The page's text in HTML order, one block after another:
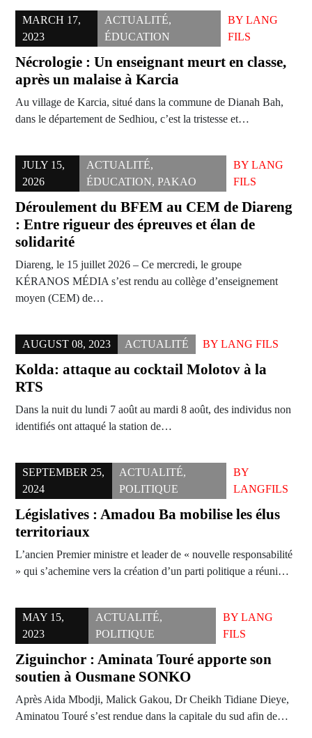
MARCH 17,
2023
ACTUALITÉ,
ÉDUCATION
BYLANG
FILS
Nécrologie : Un enseignant meurt en classe,
après un malaise à Karcia
Au village de Karcia, situé dans la commune de Dianah Bah,
dans le département de Sedhiou, c’est la tristesse et…
JULY 15,
2026
ACTUALITÉ,
ÉDUCATION, PAKAO
BYLANG
FILS
Déroulement du BFEM au CEM de Diareng
: Entre rigueur des épreuves et élan de
solidarité
Diareng, le 15 juillet 2026 – Ce mercredi, le groupe
KÉRANOS MÉDIA s’est rendu au collège d’enseignement
moyen (CEM) de…
AUGUST 08, 2023 ACTUALITÉ BY LANG FILS
Kolda: attaque au cocktail Molotov à la
RTS
Dans la nuit du lundi 7 août au mardi 8 août, des individus non
identifiés ont attaqué la station de…
SEPTEMBER 25,
2024
ACTUALITÉ,
POLITIQUE
BY
LANGFILS
Législatives : Amadou Ba mobilise les élus
territoriaux
L’ancien Premier ministre et leader de « nouvelle responsabilité
» qui s’achemine vers la création d’un parti politique a réuni…
MAY 15,
2023
ACTUALITÉ,
POLITIQUE
BY LANG
FILS
Ziguinchor : Aminata Touré apporte son
soutien à Ousmane SONKO
Après Aida Mbodji, Malick Gakou, Dr Cheikh Tidiane Dieye,
Aminatou Touré s’est rendue dans la capitale du sud afin de…